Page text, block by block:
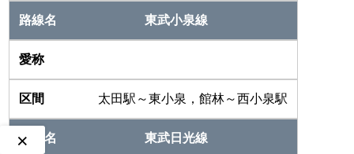
東武小泉線
太田駅～東小泉，館林～西小泉駅
東武日光線
×